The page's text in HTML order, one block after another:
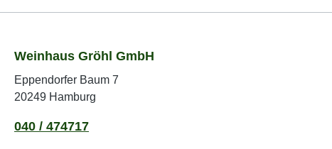
Weinhaus Gröhl GmbH
Eppendorfer Baum 7
20249 Hamburg
040 / 474717